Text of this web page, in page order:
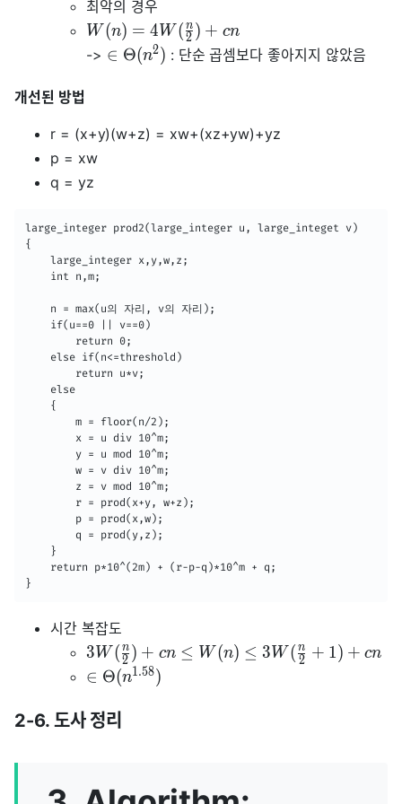
최악의 경우
W (n) = 4W (2
n ) + cn
-> ∈ Θ(n2) : 단순 곱셈보다 좋아지지 않았음
개선된 방법
r = (x+y)(w+z) = xw+(xz+yw)+yz
p = xw
q = yz
large_integer prod2(large_integer u, large_integet v)
{
    int n,m;
    n = max(u의 자리, v의 자리);
    if(u==0 || v==0)
    else if(n<=threshold)
    else
    {
        x = u div 10^m;
        y = u mod 10^m;
        w = v div 10^m;
        z = v mod 10^m;
        r = prod(x+y, w+z);
        p = prod(x,w);
        q = prod(y,z);
    }
    return p*10^(2m) + (r-p-q)*10^m + q;
}
시간 복잡도
3W ( 2
n ) + cn ≤ W (n) ≤ 3W ( 2
n + 1) + cn
∈ Θ(n1.58)
2-6. 도사 정리